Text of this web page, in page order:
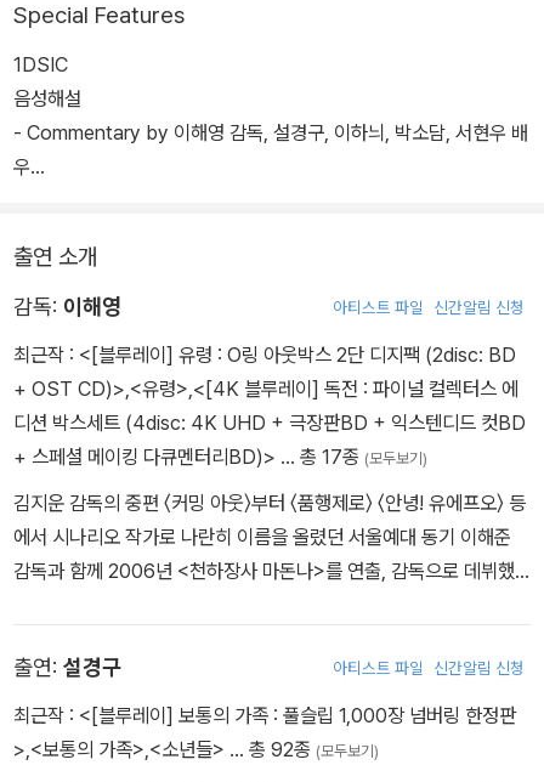
장, 통신과 직원 백호. 이들에게 주어진 시간은 단 하루 뿐. 기필코 살
아나가 동지들을 구하고 총독 암살 작전을 성공시켜야 하는 '유령'과
무사히 집으로 돌아가고 싶은 이들 사이, 의심과 경계는 점점 짙어지
는데… 과연 '유령'은 작전에 성공할 수 있을 것인가? "성공할 때까지
멈춰서는 안 된다"
Special Features
1DSIC
음성해설
- Commentary by 이해영 감독, 설경구, 이하늬, 박소담, 서현우 배
우
- 설경구 배우 인터뷰
- 이하늬 배우 인터뷰
- 서현우 배우 인터뷰
- VFX REEL
- 삭제 장면(05:33)
- 제작기 영상(04:42)
- 예고편(01:44)
OST List
3. An assassination attempt 01:48
4. Nanyoung's death 03:16
5. Pressure 02:02
출연 소개
감독: 이해영 아티스트 파일 신간알림 신청
최근작 : <[블루레이] 유령 : O링 아웃박스 2단 디지팩 (2disc: BD
+ OST CD)>,<유령>,<[4K 블루레이] 독전 : 파이널 컬렉터스 에
디션 박스세트 (4disc: 4K UHD + 극장판BD + 익스텐디드 컷BD
+ 스페셜 메이킹 다큐멘터리BD)> … 총 17종 (모두보기)
김지운 감독의 중편 〈커밍 아웃〉부터 〈품행제로〉 〈안녕! 유에프오〉 등
에서 시나리오 작가로 나란히 이름을 올렸던 서울예대 동기 이해준
감독과 함께 2006년 <천하장사 마돈나>를 연출, 감독으로 데뷔했
출연: 설경구 아티스트 파일 신간알림 신청
최근작 : <[블루레이] 보통의 가족 : 풀슬립 1,000장 넘버링 한정판
>,<보통의 가족>,<소년들> … 총 92종 (모두보기)